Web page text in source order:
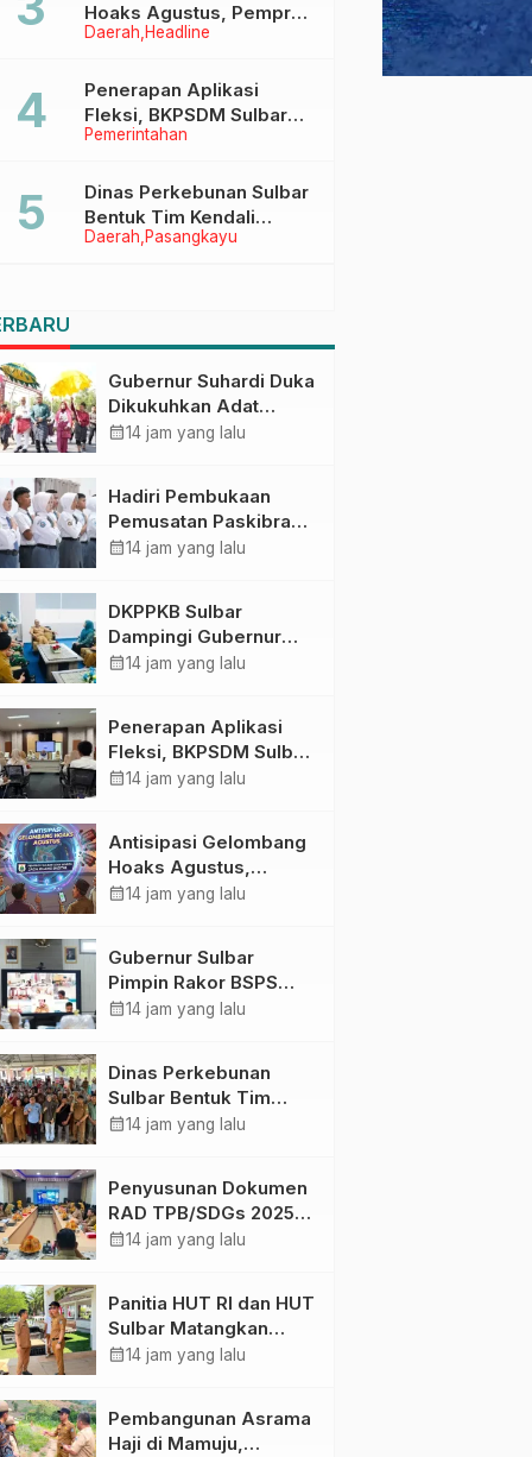
Daerah Headline
Hoaks Agustus, Pemprov
Sulbar Ajak Warga Jaga
Pemerintahan
Penerapan Aplikasi
Fleksi, BKPSDM Sulbar
Dorong Transformasi
ASN
Daerah Pasangkayu
Dinas Perkebunan Sulbar
Bentuk Tim Kendali
Internal ICS untuk Dukung
Gubernur Suhardi Duka
Dikukuhkan Adat
Balanipa, Raih Gelar
calendar_month14 jam yang lalu
Hadiri Pembukaan
Pemusatan Paskibraka
Provinsi, Murdanil: Ini
calendar_month14 jam yang lalu
DKPPKB Sulbar
Dampingi Gubernur
Terima Audiensi
Malolo
calendar_month14 jam yang lalu
Penerapan Aplikasi
Fleksi, BKPSDM Sulbar
Dorong Transformasi
calendar_month14 jam yang lalu
Antisipasi Gelombang
Hoaks Agustus,
Pemprov Sulbar Ajak
calendar_month14 jam yang lalu
Gubernur Sulbar
Pimpin Rakor BSPS
2026: Mamuju dan
5.250 Unit
calendar_month14 jam yang lalu
Dinas Perkebunan
Sulbar Bentuk Tim
Kendali Internal ICS
Pekebun di
Pasangkayu
calendar_month14 jam yang lalu
Penyusunan Dokumen
RAD TPB/SDGs 2025–
2029 Perkuat Arah
Barat
calendar_month14 jam yang lalu
Panitia HUT RI dan HUT
Sulbar Matangkan
Persiapan, Berbagai
Sulbar
calendar_month14 jam yang lalu
Pembangunan Asrama
Haji di Mamuju,